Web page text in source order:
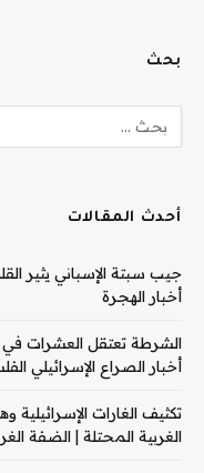
بحث
أحدث المقالات
جيب سبتة الإسباني يثير
أخبار الهجرة
الشرطة تعتقل العشرات
أخبار الصراع الإسرائيلي
تكثيف الغارات
الغربية المحتلة | الضفة